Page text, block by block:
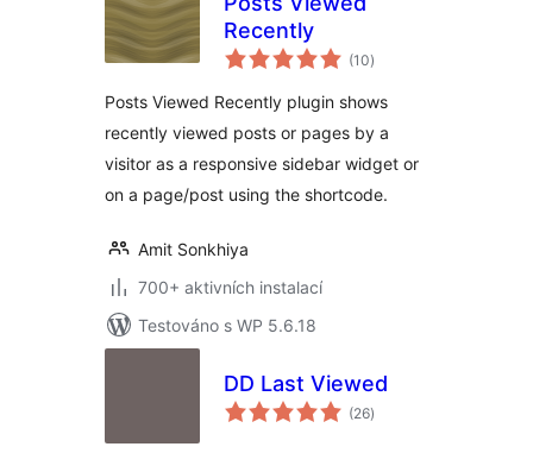
Recently
(10celkové
hodnocení
)
Posts Viewed Recently plugin shows
recently viewed posts or pages by a
visitor as a responsive sidebar widget or
on a page/post using the shortcode.
Amit Sonkhiya
700+ aktivních instalací
Testováno s WP 5.6.18
DD Last Viewed
(26celkové
hodnocení
)